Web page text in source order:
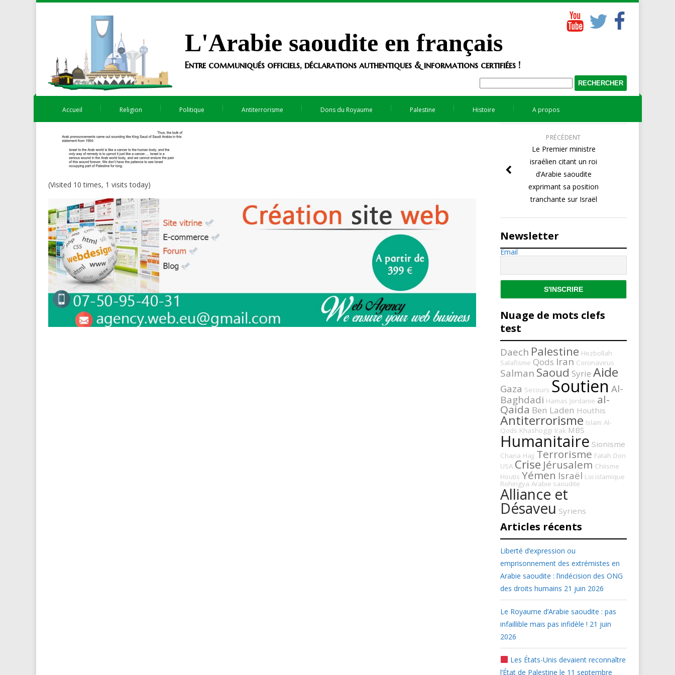
L'Arabie saoudite en français
Entre communiqués officiels, déclarations authentiques & informations certifiées !
Accueil Religion Politique Antiterrorisme Dons du Royaume Palestine Histoire A propos
(Visited 10 times, 1 visits today)
PRÉCÉDENT
Le Premier ministre
israélien citant un roi
d’Arabie saoudite
exprimant sa position
tranchante sur Israël
Newsletter
Email
Nuage de mots clefs
test
Daech Palestine Hezbollah
Salafisme Qods Iran Coronavirus
Salman Saoud Syrie Aide
Gaza Secours Soutien Al-
Baghdadi Hamas Jordanie al-
Qaida Ben Laden Houthis
Antiterrorisme Islam Al-
Qods Khashoggi Irak MBS
Humanitaire Sionisme
Charia Hajj Terrorisme Fatah Don
USA Crise Jérusalem Chiisme
Houtis Yémen Israël Loi islamique
Rohingya Arabie saoudite
Alliance et
Désaveu Syriens
Articles récents
Liberté d’expression ou
emprisonnement des extrémistes en
Arabie saoudite : l’indécision des ONG
des droits humains 21 juin 2026
Le Royaume d’Arabie saoudite : pas
infaillible mais pas infidèle ! 21 juin
2026
Les États-Unis devaient reconnaître
l’État de Palestine le 11 septembre